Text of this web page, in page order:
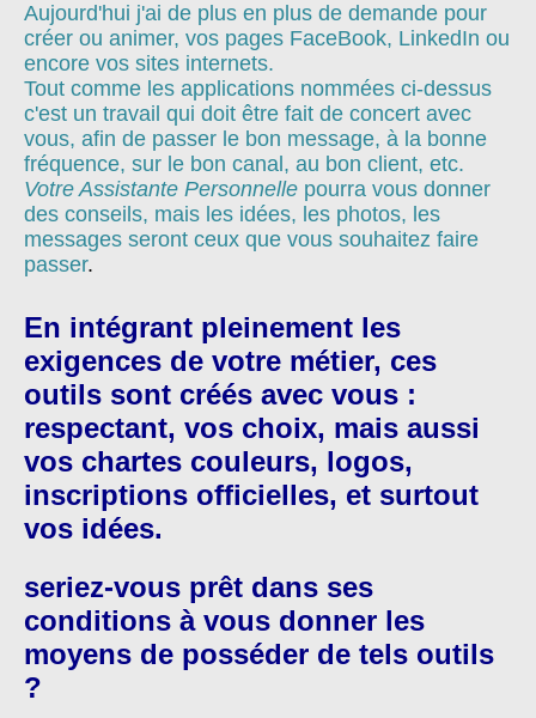
Aujourd'hui j'ai de plus en plus de demande pour
créer ou animer, vos pages FaceBook, LinkedIn ou
encore vos sites internets.
Tout comme les applications nommées ci-dessus
c'est un travail qui doit être fait de concert avec
vous, afin de passer le bon message, à la bonne
fréquence, sur le bon canal, au bon client, etc.
Votre Assistante Personnelle pourra vous donner
des conseils, mais les idées, les photos, les
messages seront ceux que vous souhaitez faire
passer.
En intégrant pleinement les
exigences de votre métier, ces
outils sont créés avec vous :
respectant, vos choix, mais aussi
vos chartes couleurs, logos,
inscriptions officielles, et surtout
vos idées.
seriez-vous prêt dans ses
conditions à vous donner les
moyens de posséder de tels outils
?